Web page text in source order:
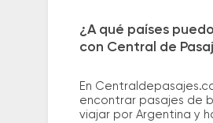
¿A qué países
con Central de
En
encontrar pasajes de
viajar por Argentina y